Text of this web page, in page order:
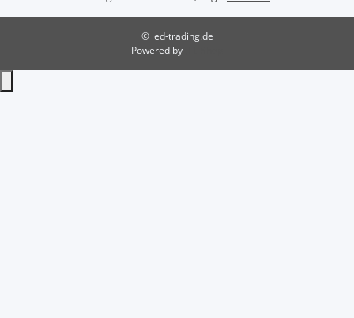
© led-trading.de
Powered by